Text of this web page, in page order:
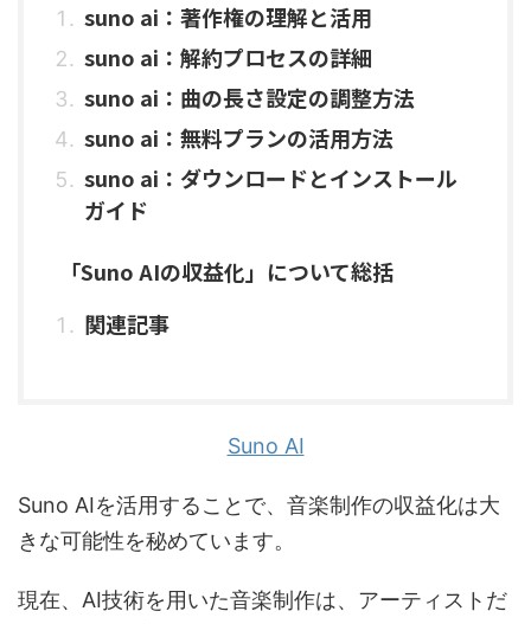
suno ai：著作権の理解と活用
suno ai：解約プロセスの詳細
suno ai：曲の長さ設定の調整方法
suno ai：無料プランの活用方法
suno ai：ダウンロードとインストール
ガイド
「Suno AIの収益化」について総括
関連記事
Suno AI
Suno AIを活用することで、音楽制作の収益化は大
きな可能性を秘めています。
現在、AI技術を用いた音楽制作は、アーティストだ